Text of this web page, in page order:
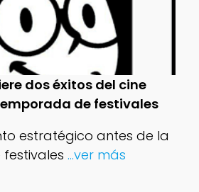
dos éxitos del cine
de festivales
estratégico antes de la
...ver más